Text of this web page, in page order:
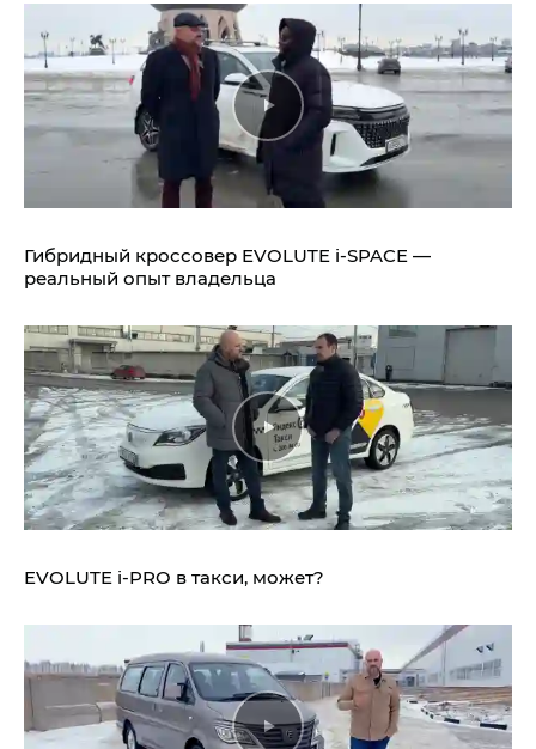
Гибридный кроссовер EVOLUTE i‑SPACE —
реальный опыт владельца
EVOLUTE i‑PRO в такси, может?